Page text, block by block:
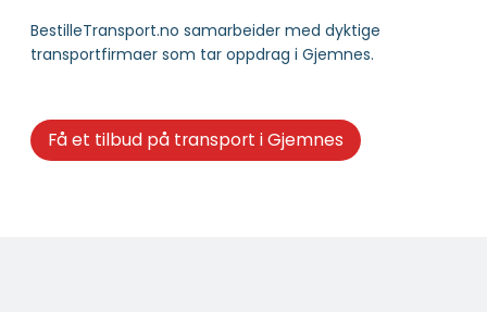
BestilleTransport.no samarbeider med dyktige
transportfirmaer som tar oppdrag i Gjemnes.
Få et tilbud på transport i Gjemnes